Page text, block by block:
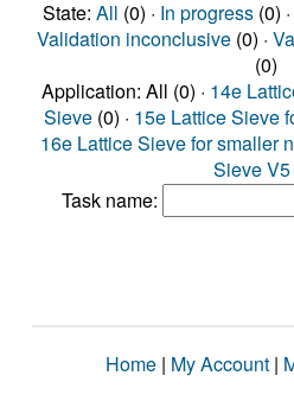
State: All (0) · In progress(0)
Validation inconclusive(0) ·
(0)
Application: All (0) · 14e
Sieve (0) · 15e Lattice Sieve
16e Lattice Sieve for smaller
Sieve V5
Task name:
Home | My Account |